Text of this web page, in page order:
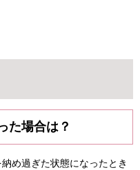
た場合は？
め過ぎた状態になったとき